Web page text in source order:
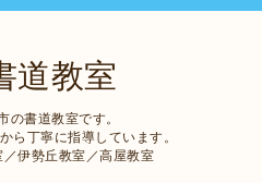
道教室
の書道教室です。
ら丁寧に指導しています。
伊勢丘教室／高屋教室